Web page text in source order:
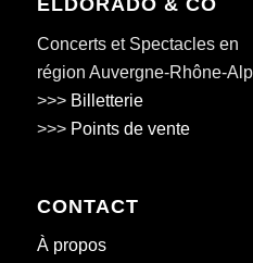
ELDORADO & CO
Concerts et Spectacles en
région Auvergne-Rhône-
>>> Billetterie
>>> Points de vente
CONTACT
À propos